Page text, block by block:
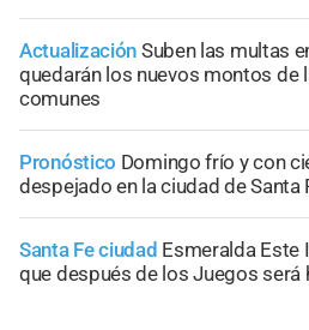
Actualización Suben las multas
quedarán los nuevos montos de
comunes
Pronóstico Domingo frío y con
despejado en la ciudad de Santa
Santa Fe ciudad Esmeralda Este
que después de los Juegos